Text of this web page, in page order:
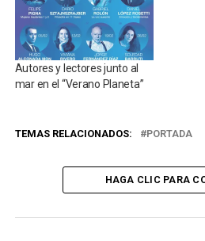
Autores y lectores junto al
mar en el “Verano Planeta”
TEMAS RELACIONADOS: PORTADA
HAGA CLIC PARA